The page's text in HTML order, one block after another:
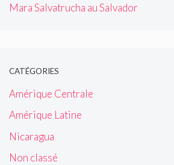
Mara Salvatrucha au Salvador
CATÉGORIES
Amérique Centrale
Amérique Latine
Nicaragua
Non classé